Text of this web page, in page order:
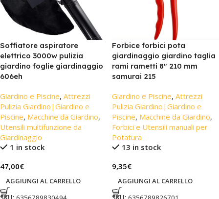
Soffiatore aspiratore
elettrico 3000w pulizia
giardino foglie giardinaggio
606eh
Giardino e Piscine, Attrezzi
Pulizia Giardino|Giardino e
Piscine, Macchine da Giardino,
Utensili multifunzione da
Giardinaggio
1 in stock
47,00€
AGGIUNGI AL CARRELLO
Forbice forbici pota
giardinaggio giardino taglia
rami rametti 8″ 210 mm
samurai 215
Giardino e Piscine, Attrezzi
Pulizia Giardino|Giardino e
Piscine, Macchine da Giardino,
Forbici e Utensili manuali per
Potatura
13 in stock
9,35€
AGGIUNGI AL CARRELLO